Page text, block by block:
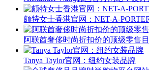
颇特女士香港官网：NET-A-
阿联酋奢侈时尚折扣价的顶级零售
Tanya Taylor官网：纽约女装品牌